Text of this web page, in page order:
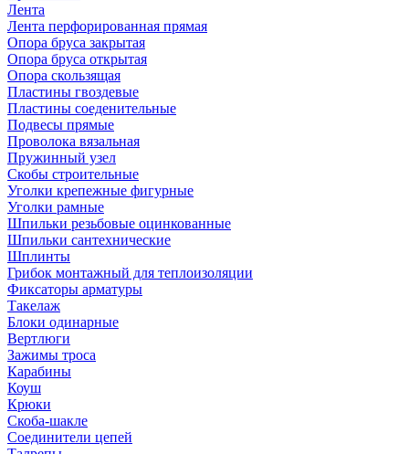
Лента
Лента перфорированная прямая
Опора бруса закрытая
Опора бруса открытая
Опора скользящая
Пластины гвоздевые
Пластины соеденительные
Подвесы прямые
Проволока вязальная
Пружинный узел
Скобы строительные
Уголки крепежные фигурные
Уголки рамные
Шпильки резьбовые оцинкованные
Шпильки сантехнические
Шплинты
Грибок монтажный для теплоизоляции
Фиксаторы арматуры
Такелаж
Блоки одинарные
Вертлюги
Зажимы троса
Карабины
Коуш
Крюки
Скоба-шакле
Соединители цепей